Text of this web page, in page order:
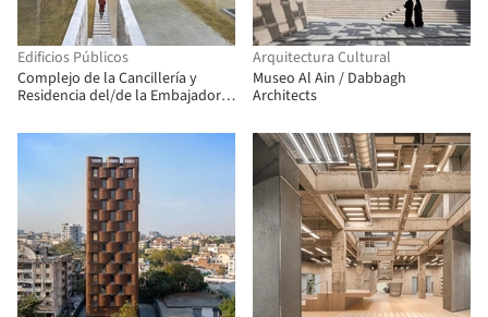
Edificios Públicos
Complejo de la Cancillería y
Residencia del/de la Embajador/a
Arquitectura Cultural
Museo Al Ain / Dabbagh
Architects